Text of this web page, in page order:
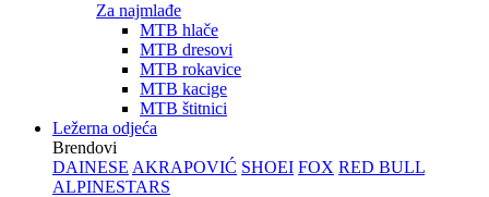
Za najmlađe
MTB hlače
MTB dresovi
MTB rokavice
MTB kacige
MTB štitnici
Ležerna odjeća
Brendovi
DAINESE AKRAPOVIĆ SHOEI FOX RED BULL
ALPINESTARS